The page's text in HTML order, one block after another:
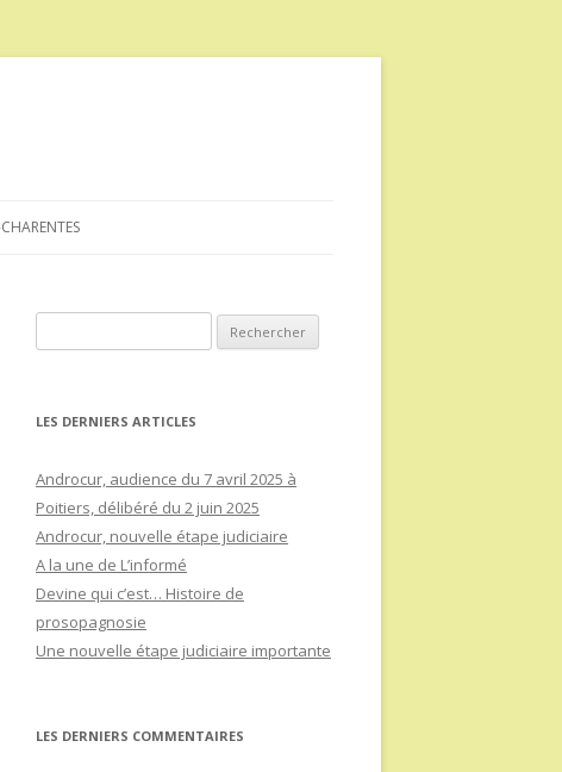
LES DERNIERS ARTICLES
Androcur, audience du 7 avril 2025 à
Poitiers, délibéré du 2 juin 2025
Androcur, nouvelle étape judiciaire
A la une de L’informé
Devine qui c’est… Histoire de
prosopagnosie
Une nouvelle étape judiciaire importante
LES DERNIERS COMMENTAIRES